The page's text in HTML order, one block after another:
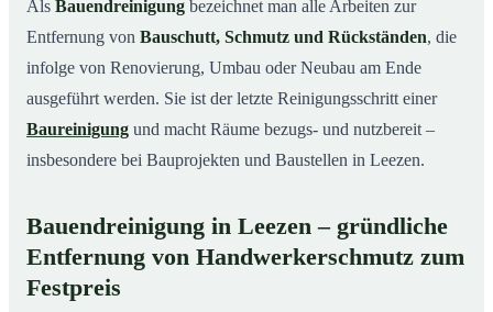
Leistungen auf einen Blick
Typische Anlässe für eine Bauendreinigung in Leezen
05So läuft die Bauendreinigung in Leezen ab
06Preise & Kostenfaktoren
Ihre Vorteile mit Mr. Cleaner
Leezen & Umgebung
09Fazit
10
Als Bauendreinigung bezeichnet man alle Arbeiten zur
Entfernung von Bauschutt, Schmutz und Rückständen, die
infolge von Renovierung, Umbau oder Neubau am Ende
ausgeführt werden. Sie ist der letzte Reinigungsschritt einer
Baureinigung und macht Räume bezugs- und nutzbereit –
insbesondere bei Bauprojekten und Baustellen in Leezen.
Bauendreinigung in Leezen – gründliche
Entfernung von Handwerkerschmutz zum
Festpreis